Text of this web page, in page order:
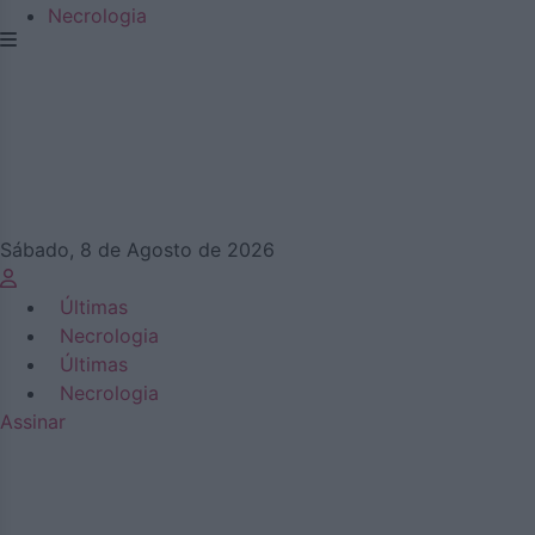
Necrologia
Sábado, 8 de Agosto de 2026
Últimas
Necrologia
Últimas
Necrologia
Assinar